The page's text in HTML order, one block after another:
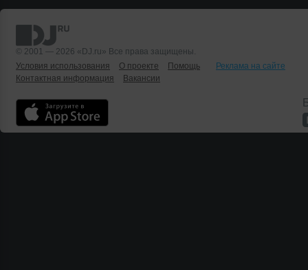
© 2001 — 2026 «DJ.ru» Все права защищены.
Условия использования
О проекте Помощь
Реклама на сайте
Контактная информация
Вакансии